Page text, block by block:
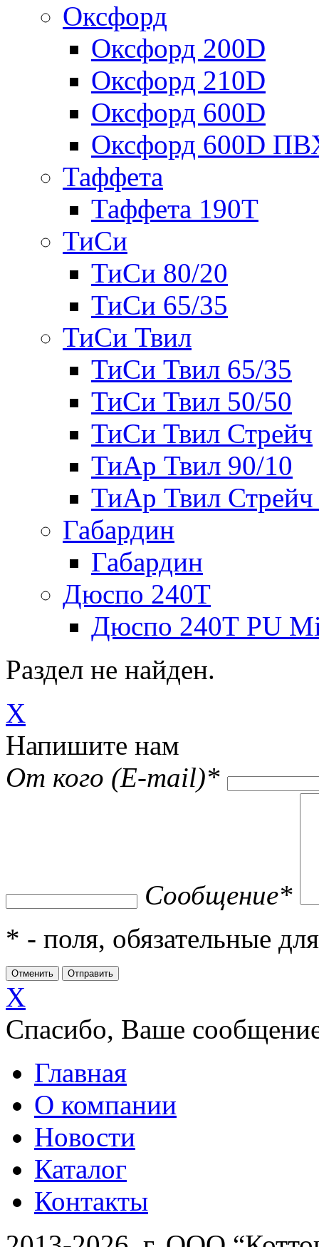
Оксфорд
Оксфорд 200D
Оксфорд 210D
Оксфорд 600D
Оксфорд 600D
Таффета
Таффета 190T
ТиСи
ТиСи 80/20
ТиСи 65/35
ТиСи Твил
ТиСи Твил 65/35
ТиСи Твил 50/50
ТиСи Твил Стрейч
ТиАр Твил 90/10
ТиАр Твил Стрейч
Габардин
Габардин
Дюспо 240Т
Дюспо 240Т PU
Раздел не найден.
X
Напишите нам
От кого (E-mail)*
Сообщение*
* - поля, обязательные
X
Спасибо, Ваше
Главная
О компании
Новости
Каталог
Контакты